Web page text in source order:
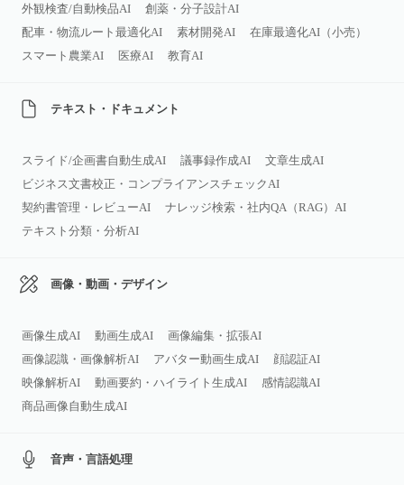
外観検査/自動検品AI
創薬・分子設計AI
配車・物流ルート最適化AI
素材開発AI
在庫最適化AI（小売）
スマート農業AI
医療AI 教育AI
テキスト・ドキュメント
スライド/企画書自動生成AI 議事録作成AI
文章生成AI
ビジネス文書校正・コンプライアンスチェックAI
契約書管理・レビューAI
ナレッジ検索・社内QA（RAG）AI
テキスト分類・分析AI
画像・動画・デザイン
画像生成AI 動画生成AI
画像編集・拡張AI
画像認識・画像解析AI
アバター動画生成AI
顔認証AI
映像解析AI
動画要約・ハイライト生成AI
感情認識AI
商品画像自動生成AI
音声・言語処理